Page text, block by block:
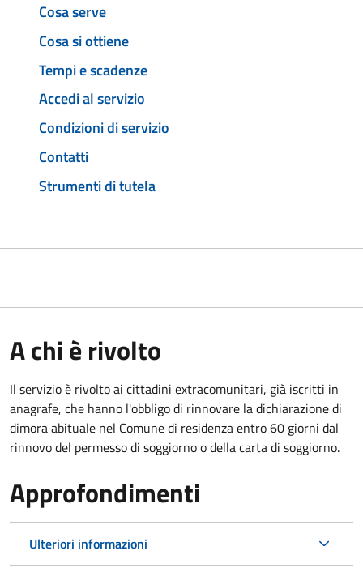
Cosa serve
Cosa si ottiene
Tempi e scadenze
Accedi al servizio
Condizioni di servizio
Contatti
Strumenti di tutela
A chi è rivolto
Il servizio è rivolto ai cittadini extracomunitari, già iscritti in
anagrafe, che hanno l'obbligo di rinnovare la dichiarazione di
dimora abituale nel Comune di residenza entro 60 giorni dal
rinnovo del permesso di soggiorno o della carta di soggiorno.
Approfondimenti
Ulteriori informazioni